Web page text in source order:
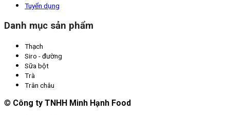
Tuyển dụng
Danh mục sản phẩm
Thạch
Siro - đường
Sữa bột
Trà
Trân châu
© Công ty TNHH Minh Hạnh Food